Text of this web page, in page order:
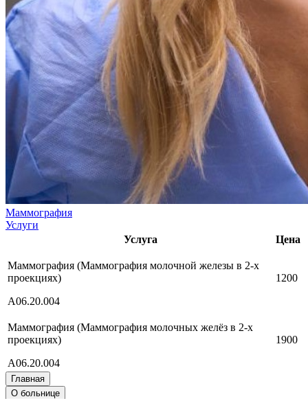
Маммография
Услуги
Услуга
Цена
Маммография (Маммография молочной железы в 2-х
проекциях)
A06.20.004
1200
Маммография (Маммография молочных желёз в 2-х
проекциях)
A06.20.004
1900
Главная
О больнице